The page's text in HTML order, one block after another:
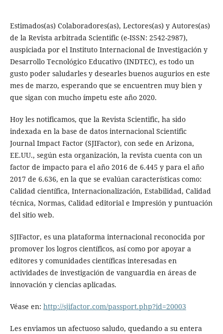
Estimados(as) Colaboradores(as), Lectores(as) y Autores(as)
de la Revista arbitrada Scientific (e-ISSN: 2542-2987),
auspiciada por el Instituto Internacional de Investigación y
Desarrollo Tecnológico Educativo (INDTEC), es todo un
gusto poder saludarles y desearles buenos augurios en este
mes de marzo, esperando que se encuentren muy bien y
que sigan con mucho ímpetu este año 2020.
Hoy les notificamos, que la Revista Scientific, ha sido
indexada en la base de datos internacional Scientific
Journal Impact Factor (SJIFactor), con sede en Arizona,
EE.UU., según esta organización, la revista cuenta con un
factor de impacto para el año 2016 de 6.445 y para el año
2017 de 6.636, en la que se evalúan características como:
Calidad científica, Internacionalización, Estabilidad, Calidad
técnica, Normas, Calidad editorial e Impresión y puntuación
del sitio web.
SJIFactor, es una plataforma internacional reconocida por
promover los logros científicos, así como por apoyar a
editores y comunidades científicas interesadas en
actividades de investigación de vanguardia en áreas de
innovación y ciencias aplicadas.
Véase en: http://sjifactor.com/passport.php?id=20003
Les enviamos un afectuoso saludo, quedando a su entera